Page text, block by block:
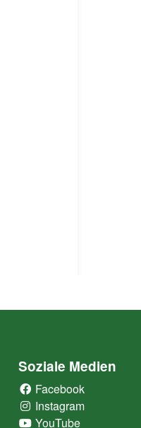
Soziale Medien
Facebook
Instagram
YouTube